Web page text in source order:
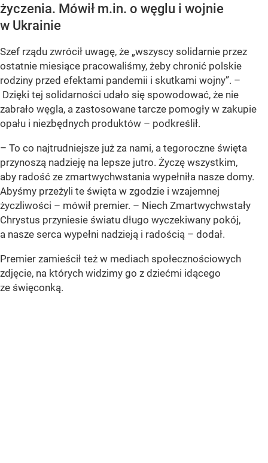
życzenia. Mówił m.in. o węglu i wojnie
w Ukrainie
Szef rządu zwrócił uwagę, że „wszyscy solidarnie przez
ostatnie miesiące pracowaliśmy, żeby chronić polskie
rodziny przed efektami pandemii i skutkami wojny”. –
Dzięki tej solidarności udało się spowodować, że nie
zabrało węgla, a zastosowane tarcze pomogły w zakupie
opału i niezbędnych produktów – podkreślił.
– To co najtrudniejsze już za nami, a tegoroczne święta
przynoszą nadzieję na lepsze jutro. Życzę wszystkim,
aby radość ze zmartwychwstania wypełniła nasze domy.
Abyśmy przeżyli te święta w zgodzie i wzajemnej
życzliwości – mówił premier. – Niech Zmartwychwstały
Chrystus przyniesie światu długo wyczekiwany pokój,
a nasze serca wypełni nadzieją i radością – dodał.
Premier zamieścił też w mediach społecznościowych
zdjęcie, na których widzimy go z dziećmi idącego
ze święconką.